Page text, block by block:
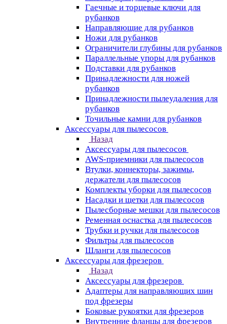
Гаечные и торцевые ключи для
рубанков
Направляющие для рубанков
Ножи для рубанков
Ограничители глубины для рубанков
Параллельные упоры для рубанков
Подставки для рубанков
Принадлежности для ножей
рубанков
Принадлежности пылеудаления для
рубанков
Точильные камни для рубанков
Аксессуары для пылесосов
Назад
Аксессуары для пылесосов
AWS-приемники для пылесосов
Втулки, коннекторы, зажимы,
держатели для пылесосов
Комплекты уборки для пылесосов
Насадки и щетки для пылесосов
Пылесборные мешки для пылесосов
Ременная оснастка для пылесосов
Трубки и ручки для пылесосов
Фильтры для пылесосов
Шланги для пылесосов
Аксессуары для фрезеров
Назад
Аксессуары для фрезеров
Адаптеры для направляющих шин
под фрезеры
Боковые рукоятки для фрезеров
Внутренние фланцы для фрезеров